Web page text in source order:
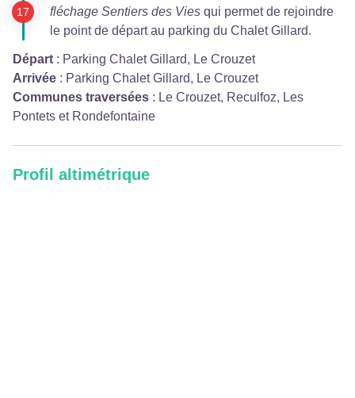
fléchage Sentiers des Vies qui permet de rejoindre
le point de départ au parking du Chalet Gillard.
Départ : Parking Chalet Gillard, Le Crouzet
Arrivée : Parking Chalet Gillard, Le Crouzet
Communes traversées : Le Crouzet, Reculfoz, Les
Pontets et Rondefontaine
Profil altimétrique